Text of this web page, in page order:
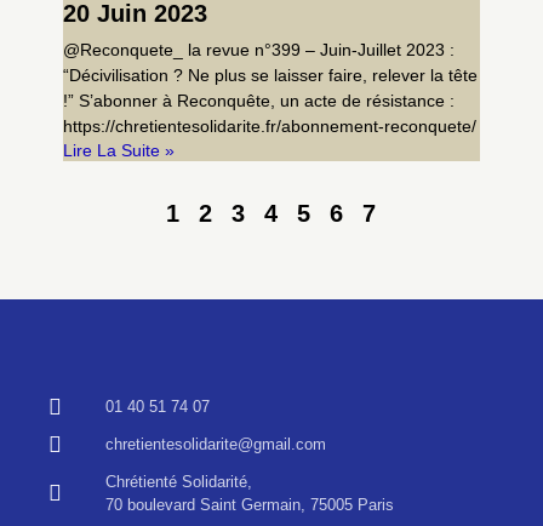
20 Juin 2023
@Reconquete_ la revue n°399 – Juin-Juillet 2023 :
“Décivilisation ? Ne plus se laisser faire, relever la tête
!” S’abonner à Reconquête, un acte de résistance :
https://chretientesolidarite.fr/abonnement-reconquete/
Lire La Suite »
1 2 3 4 5 6 7
01 40 51 74 07
chretientesolidarite@gmail.com
Chrétienté Solidarité,
70 boulevard Saint Germain, 75005 Paris